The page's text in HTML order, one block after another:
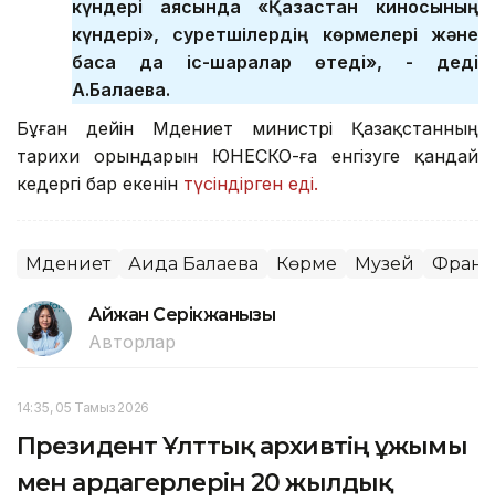
күндері аясында «Қазақстан киносының
күндері», суретшілердің көрмелері және
басқа да іс-шаралар өтеді», - деді
А.Балаева.
Бұған дейін Мәдениет министрі Қазақстанның
тарихи орындарын ЮНЕСКО-ға енгізуге қандай
кедергі бар екенін түсіндірген еді.
Мәдениет Аида Балаева Көрме Музей
Айжан Серікжанқызы
Авторлар
14:35, 05 Тамыз 2026
Президент Ұлттық архивтің ұжымы
мен ардагерлерін 20 жылдық